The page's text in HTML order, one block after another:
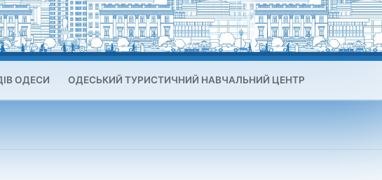
ОДЕСИ ОДЕСЬКИЙ ТУРИСТИЧНИЙ НАВЧАЛЬНИЙ ЦЕНТР